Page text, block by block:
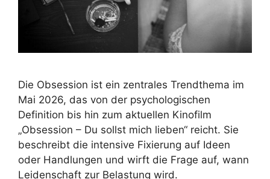
Die Obsession ist ein zentrales Trendthema im
Mai 2026, das von der psychologischen
Definition bis hin zum aktuellen Kinofilm
„Obsession – Du sollst mich lieben“ reicht. Sie
beschreibt die intensive Fixierung auf Ideen
oder Handlungen und wirft die Frage auf, wann
Leidenschaft zur Belastung wird.